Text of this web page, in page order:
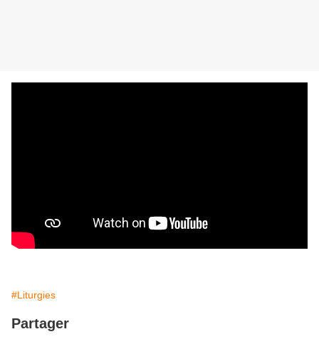
#Liturgies
Partager